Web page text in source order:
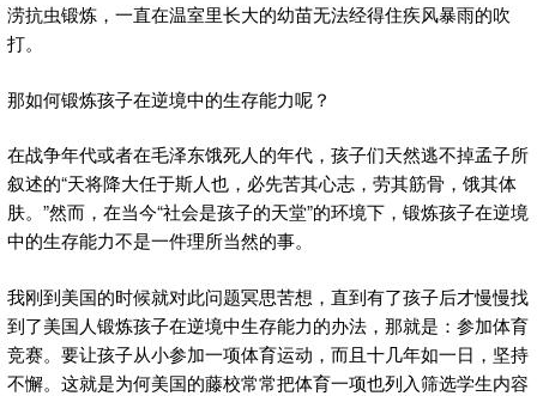
涝抗虫锻炼，一直在温室里长大的幼苗无法经得住疾风暴雨的吹
打。
那如何锻炼孩子在逆境中的生存能力呢？
在战争年代或者在毛泽东饿死人的年代，孩子们天然逃不掉孟子所
叙述的“天将降大任于斯人也，必先苦其心志，劳其筋骨，饿其体
肤。”然而，在当今“社会是孩子的天堂”的环境下，锻炼孩子在逆境
中的生存能力不是一件理所当然的事。
我刚到美国的时候就对此问题冥思苦想，直到有了孩子后才慢慢找
到了美国人锻炼孩子在逆境中生存能力的办法，那就是：参加体育
竞赛。要让孩子从小参加一项体育运动，而且十几年如一日，坚持
不懈。这就是为何美国的藤校常常把体育一项也列入筛选学生内容